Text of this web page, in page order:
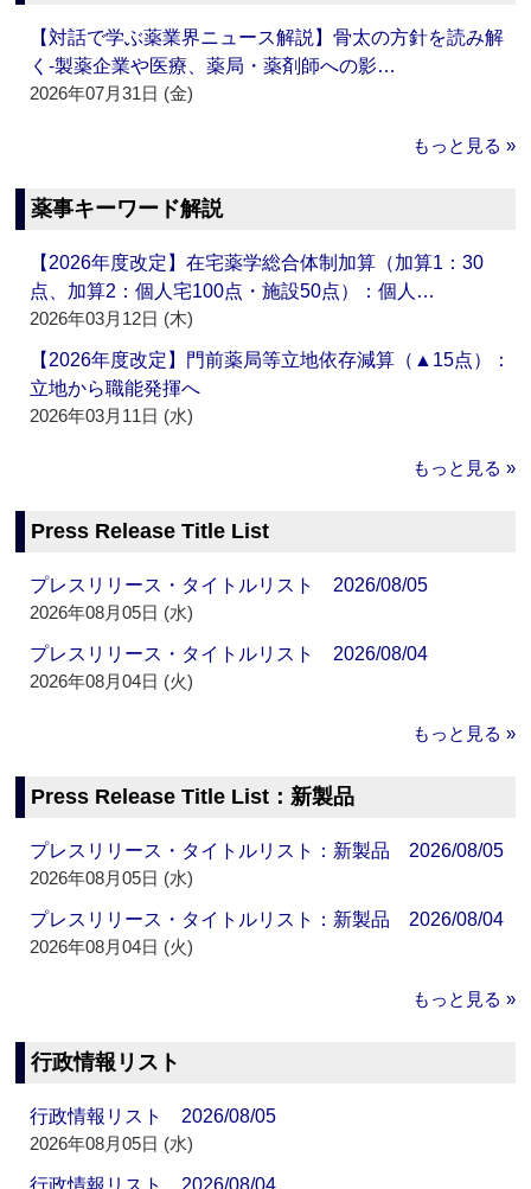
【対話で学ぶ薬業界ニュース解説】骨太の方針を読み解
く‐製薬企業や医療、薬局・薬剤師への影…
2026年07月31日 (金)
もっと見る »
薬事キーワード解説
【2026年度改定】在宅薬学総合体制加算（加算1：30
点、加算2：個人宅100点・施設50点）：個人…
2026年03月12日 (木)
【2026年度改定】門前薬局等立地依存減算（▲15点）：
立地から職能発揮へ
2026年03月11日 (水)
もっと見る »
Press Release Title List
プレスリリース・タイトルリスト 2026/08/05
2026年08月05日 (水)
プレスリリース・タイトルリスト 2026/08/04
2026年08月04日 (火)
もっと見る »
Press Release Title List：新製品
プレスリリース・タイトルリスト：新製品 2026/08/05
2026年08月05日 (水)
プレスリリース・タイトルリスト：新製品 2026/08/04
2026年08月04日 (火)
もっと見る »
行政情報リスト
行政情報リスト 2026/08/05
2026年08月05日 (水)
行政情報リスト 2026/08/04